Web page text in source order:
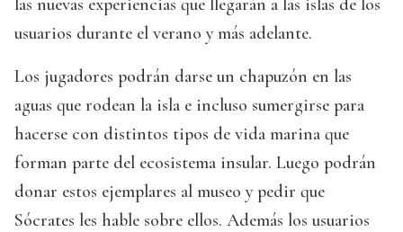
las nuevas experiencias que llegarán a las islas de los
usuarios durante el verano y más adelante.
Los jugadores podrán darse un chapuzón en las
aguas que rodean la isla e incluso sumergirse para
hacerse con distintos tipos de vida marina que
forman parte del ecosistema insular. Luego podrán
donar estos ejemplares al museo y pedir que
Sócrates les hable sobre ellos. Además los usuarios